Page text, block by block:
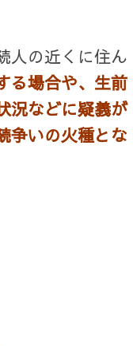
人の近くに住ん
る場合や、生前
況などに疑義が
争いの火種とな